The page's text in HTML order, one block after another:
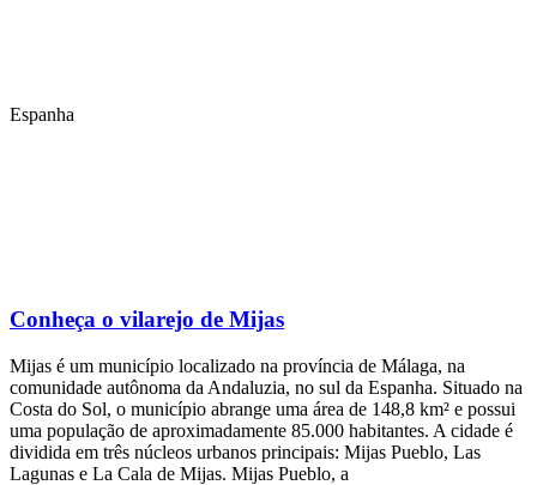
Espanha
Conheça o vilarejo de Mijas
Mijas é um município localizado na província de Málaga, na
comunidade autônoma da Andaluzia, no sul da Espanha. Situado na
Costa do Sol, o município abrange uma área de 148,8 km² e possui
uma população de aproximadamente 85.000 habitantes. A cidade é
dividida em três núcleos urbanos principais: Mijas Pueblo, Las
Lagunas e La Cala de Mijas. Mijas Pueblo, a